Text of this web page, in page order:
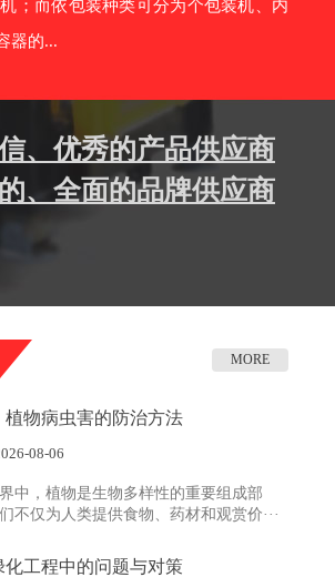
；而依包装种类可分为个包装机、内
器的...
、优秀的产品供应商
、全面的品牌供应商
MORE
植物病虫害的防治方法
08-06
中，植物是生物多样性的重要组成部
不仅为人类提供食物、药材和观赏价···
化工程中的问题与对策